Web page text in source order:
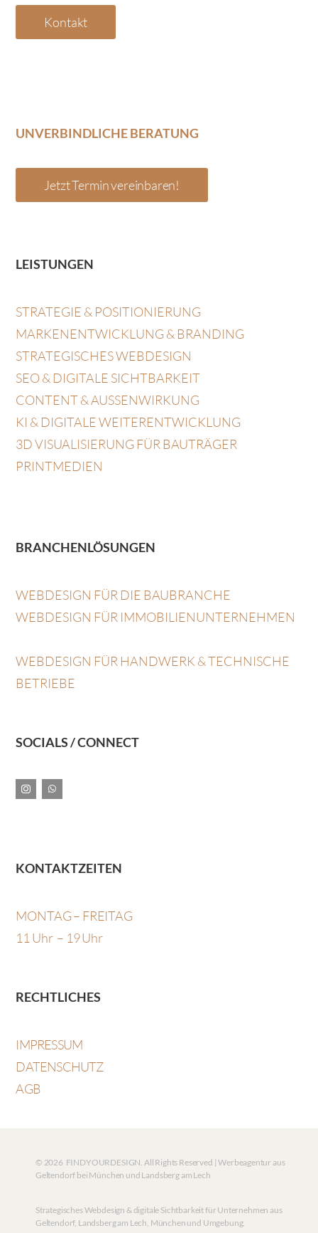
Kontakt
UNVERBINDLICHE BERATUNG
Jetzt Termin vereinbaren!
LEISTUNGEN
STRATEGIE & POSITIONIERUNG
MARKENENTWICKLUNG & BRANDING
STRATEGISCHES WEBDESIGN
SEO & DIGITALE SICHTBARKEIT
CONTENT & AUSSENWIRKUNG
KI & DIGITALE WEITERENTWICKLUNG
3D VISUALISIERUNG FÜR BAUTRÄGER
PRINTMEDIEN
BRANCHENLÖSUNGEN
WEBDESIGN FÜR DIE BAUBRANCHE
WEBDESIGN FÜR IMMOBILIENUNTERNEHMEN
WEBDESIGN FÜR HANDWERK & TECHNISCHE
BETRIEBE
SOCIALS / CONNECT
KONTAKTZEITEN
MONTAG – FREITAG
11 Uhr – 19 Uhr
RECHTLICHES
IMPRESSUM
DATENSCHUTZ
AGB
© 2026 FINDYOURDESIGN. All Rights Reserved | Werbeagentur aus
Geltendorf bei München und Landsberg am Lech
Strategisches Webdesign & digitale Sichtbarkeit für Unternehmen aus
Geltendorf, Landsberg am Lech, München und Umgebung.